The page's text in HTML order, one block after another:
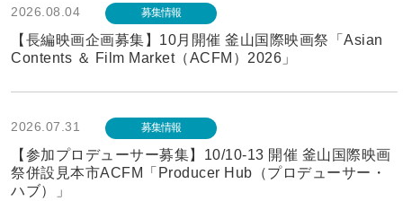
2026.08.04 募集情報
【長編映画企画募集】10月開催 釜山国際映画祭「Asian
Contents ＆ Film Market（ACFM）2026」
2026.07.31 募集情報
【参加プロデューサー募集】10/10-13 開催 釜山国際映画
祭併設見本市ACFM「Producer Hub（プロデューサー・
ハブ）」